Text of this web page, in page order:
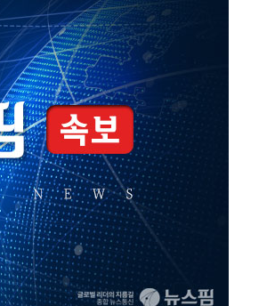
강원 중·남부
청양 밭에서